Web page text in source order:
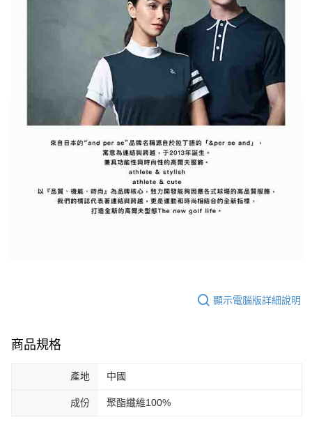
顯示電腦版詳細說明
商品規格
產地 中國
成份 聚酯纖維100%